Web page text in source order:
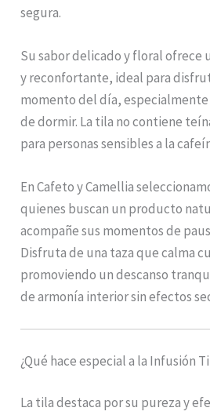
segura.
Su sabor delicado y floral ofrece
y reconfortante, ideal para
momento del día, especialmente
de dormir. La tila no contiene
para personas sensibles a la
En Cafeto y Camellia
quienes buscan un producto
acompañe sus momentos de
Disfruta de una taza que calma
promoviendo un descanso
de armonía interior sin efectos
¿Qué hace especial a la Infusión
La tila destaca por su pureza y